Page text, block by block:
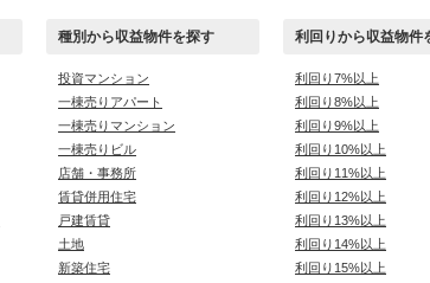
種別から収益物件を探す
投資マンション
一棟売りアパート
一棟売りマンション
一棟売りビル
店舗・事務所
賃貸併用住宅
戸建賃貸
土地
新築住宅
利回りから収益物件
利回り7%以上
利回り8%以上
利回り9%以上
利回り10%以上
利回り11%以上
利回り12%以上
利回り13%以上
利回り14%以上
利回り15%以上